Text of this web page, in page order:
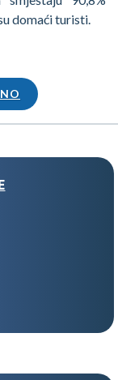
domaći turisti.